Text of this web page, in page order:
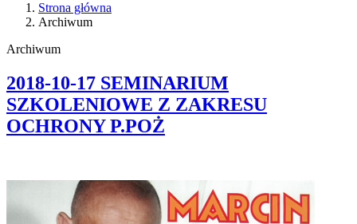
Strona główna
Archiwum
Archiwum
2018-10-17 SEMINARIUM
SZKOLENIOWE Z ZAKRESU
OCHRONY P.POŻ